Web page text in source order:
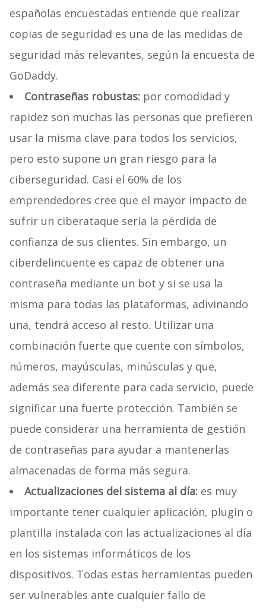
españolas encuestadas entiende que realizar
copias de seguridad es una de las medidas de
seguridad más relevantes, según la encuesta de
GoDaddy.
Contraseñas robustas: por comodidad y
rapidez son muchas las personas que prefieren
usar la misma clave para todos los servicios,
pero esto supone un gran riesgo para la
ciberseguridad. Casi el 60% de los
emprendedores cree que el mayor impacto de
sufrir un ciberataque sería la pérdida de
confianza de sus clientes. Sin embargo, un
ciberdelincuente es capaz de obtener una
contraseña mediante un bot y si se usa la
misma para todas las plataformas, adivinando
una, tendrá acceso al resto. Utilizar una
combinación fuerte que cuente con símbolos,
números, mayúsculas, minúsculas y que,
además sea diferente para cada servicio, puede
significar una fuerte protección. También se
puede considerar una herramienta de gestión
de contraseñas para ayudar a mantenerlas
almacenadas de forma más segura.
Actualizaciones del sistema al día:es muy
importante tener cualquier aplicación, plugin o
plantilla instalada con las actualizaciones al día
en los sistemas informáticos de los
dispositivos. Todas estas herramientas pueden
ser vulnerables ante cualquier fallo de